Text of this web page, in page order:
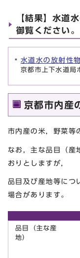
【結果】水道
御覧ください。
水道水の放射性
京都市上下水道局
京都市内産
市内産の米，野菜等
なお，主な品目（産
おりとしますが，
品目及び産地等につ
場合があります。
品目（主な産
地）